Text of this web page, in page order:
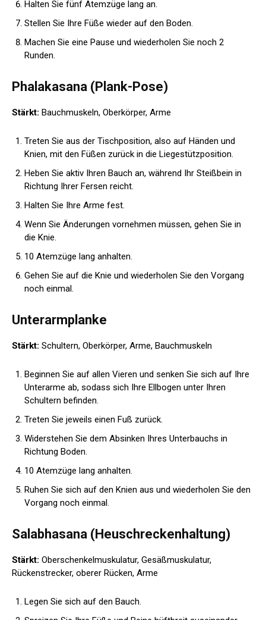
Halten Sie fünf Atemzüge lang an.
Stellen Sie Ihre Füße wieder auf den Boden.
Machen Sie eine Pause und wiederholen Sie noch 2
Runden.
Phalakasana (Plank-Pose)
Stärkt: Bauchmuskeln, Oberkörper, Arme
Treten Sie aus der Tischposition, also auf Händen und
Knien, mit den Füßen zurück in die Liegestützposition.
Heben Sie aktiv Ihren Bauch an, während Ihr Steißbein in
Richtung Ihrer Fersen reicht.
Halten Sie Ihre Arme fest.
Wenn Sie Änderungen vornehmen müssen, gehen Sie in
die Knie.
10 Atemzüge lang anhalten.
Gehen Sie auf die Knie und wiederholen Sie den Vorgang
noch einmal.
Unterarmplanke
Stärkt: Schultern, Oberkörper, Arme, Bauchmuskeln
Beginnen Sie auf allen Vieren und senken Sie sich auf Ihre
Unterarme ab, sodass sich Ihre Ellbogen unter Ihren
Schultern befinden.
Treten Sie jeweils einen Fuß zurück.
Widerstehen Sie dem Absinken Ihres Unterbauchs in
Richtung Boden.
10 Atemzüge lang anhalten.
Ruhen Sie sich auf den Knien aus und wiederholen Sie den
Vorgang noch einmal.
Salabhasana (Heuschreckenhaltung)
Stärkt: Oberschenkelmuskulatur, Gesäßmuskulatur,
Rückenstrecker, oberer Rücken, Arme
Legen Sie sich auf den Bauch.